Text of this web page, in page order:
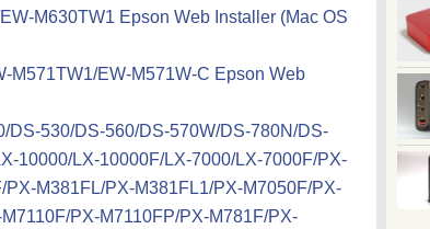
M630TW1 Epson Web Installer (Mac OS
M571TW1/EW-M571W-C Epson Web
DS-530/DS-560/DS-570W/DS-780N/DS-
10000/LX-10000F/LX-7000/LX-7000F/PX-
M381FL/PX-M381FL1/PX-M7050F/PX-
PX-M7110FP/PX-M781F/PX-